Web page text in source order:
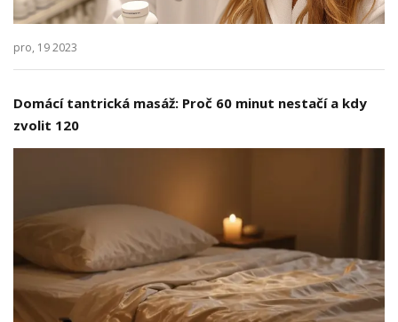
pro, 19 2023
Domácí tantrická masáž: Proč 60 minut nestačí a kdy
zvolit 120